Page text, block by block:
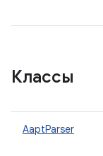
Классы
AaptParser